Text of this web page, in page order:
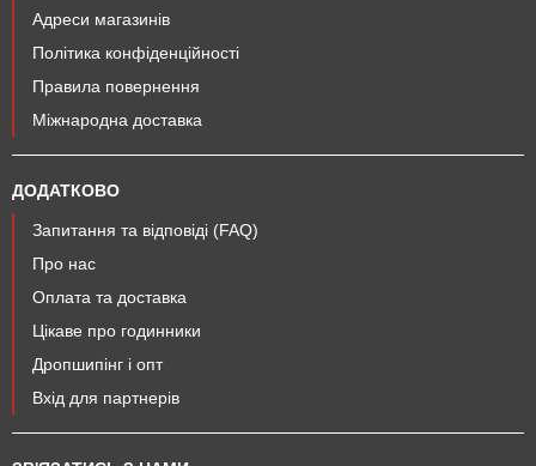
Адреси магазинів
Політика конфіденційності
Правила повернення
Міжнародна доставка
ДОДАТКОВО
Запитання та відповіді (FAQ)
Про нас
Оплата та доставка
Цікаве про годинники
Дропшипінг і опт
Вхід для партнерів